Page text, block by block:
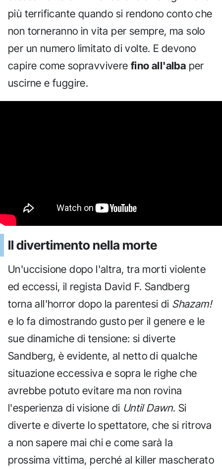
più terrificante quando si rendono conto che
non torneranno in vita per sempre, ma solo
per un numero limitato di volte. E devono
capire come sopravvivere fino all'alba per
uscirne e fuggire.
Il divertimento nella morte
Un'uccisione dopo l'altra, tra morti violente
ed eccessi, il regista David F. Sandberg
torna all'horror dopo la parentesi di Shazam!
e lo fa dimostrando gusto per il genere e le
sue dinamiche di tensione: si diverte
Sandberg, è evidente, al netto di qualche
situazione eccessiva e sopra le righe che
avrebbe potuto evitare ma non rovina
l'esperienza di visione di Until Dawn. Si
diverte e diverte lo spettatore, che si ritrova
a non sapere mai chi e come sarà la
prossima vittima, perché al killer mascherato